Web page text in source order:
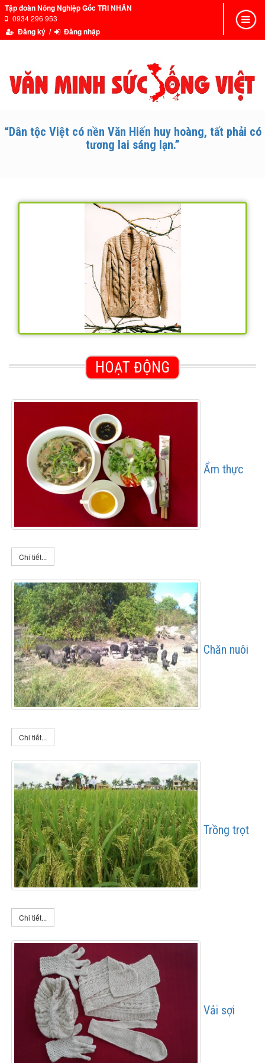
Tập đoàn Nông Nghiệp Gốc TRI NHÂN
0934 296 953
Đăng ký / Đăng nhập
Toggle
“Dân tộc Việt có nền Văn Hiến huy hoàng, tất phải có
tương lai sáng lạn.”
HOẠT ĐỘNG
Ẩm thực
Chi tiết...
Chăn nuôi
Chi tiết...
Trồng trọt
Chi tiết...
Vải sợi